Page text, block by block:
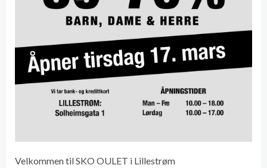
Velkommen til SKO OULET i Lillestrøm